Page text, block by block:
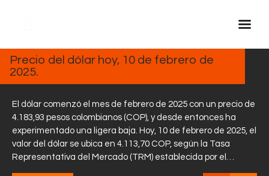
En Vivo
Descarga La APP
Programas
10, 2025
Precio del dólar hoy, 10 de febrero de
2025.
El dólar comenzó el mes de febrero de 2025 con un precio de
4.183,93 pesos colombianos (COP), y desde entonces ha
experimentado una ligera baja. Hoy, 10 de febrero de 2025, el
valor del dólar se ubica en 4.113,70 COP, según la Tasa
Representativa del Mercado (TRM) establecida por el…